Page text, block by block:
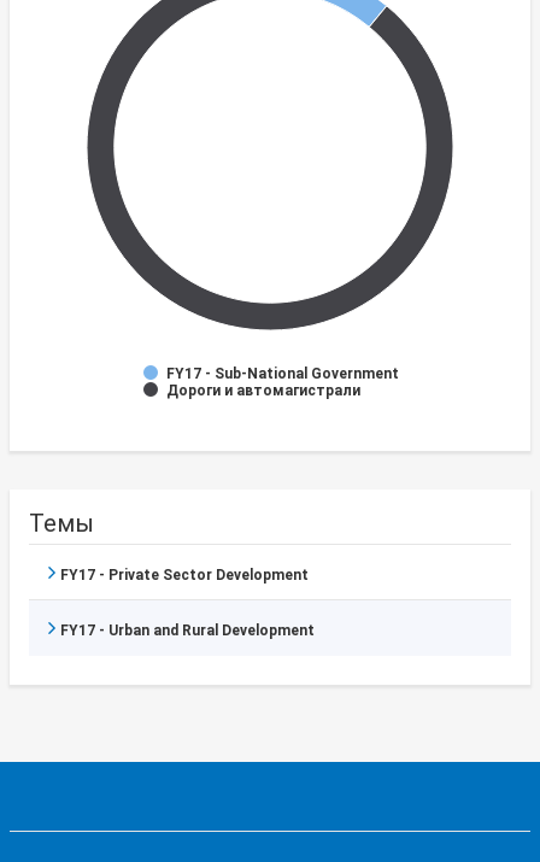
FY17 - Sub-National Government
Дороги и автомагистрали
Темы
FY17 - Private Sector Development
FY17 - Urban and Rural Development